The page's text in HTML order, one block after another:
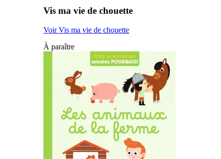
Vis ma vie de chouette
Voir Vis ma vie de chouette
À paraître